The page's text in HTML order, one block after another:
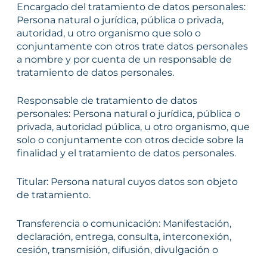
Encargado del tratamiento de datos personales:
Persona natural o jurídica, pública o privada,
autoridad, u otro organismo que solo o
conjuntamente con otros trate datos personales
a nombre y por cuenta de un responsable de
tratamiento de datos personales.
Responsable de tratamiento de datos
personales: Persona natural o jurídica, pública o
privada, autoridad pública, u otro organismo, que
solo o conjuntamente con otros decide sobre la
finalidad y el tratamiento de datos personales.
Titular: Persona natural cuyos datos son objeto
de tratamiento.
Transferencia o comunicación: Manifestación,
declaración, entrega, consulta, interconexión,
cesión, transmisión, difusión, divulgación o